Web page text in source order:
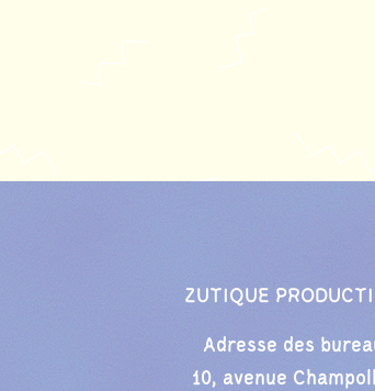
ZUTIQUE
Adresse des
10, avenue